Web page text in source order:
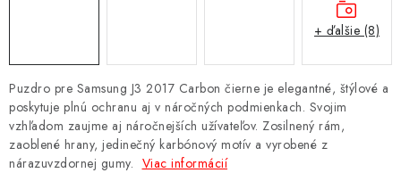
PRÍSLUŠENSTVO K NOTEBOOKOM A PC
BATÉRIE VARTA
Puzdro pre Samsung J3 2017 Carbon čierne je elegantné, štýlové a
poskytuje plnú ochranu aj v náročných podmienkach. Svojim
vzhľadom zaujme aj náročnejších užívateľov. Zosilnený rám,
zaoblené hrany, jedinečný karbónový motív a vyrobené z
nárazuvzdornej gumy. Viac informácií
+ ďalšie (8)